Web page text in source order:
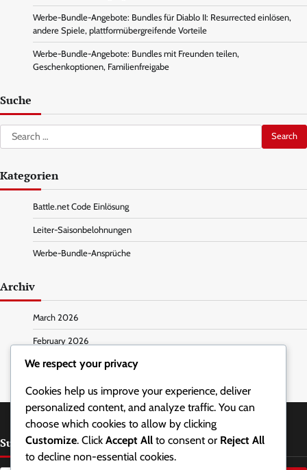
Werbe-Bundle-Angebote: Bundles für Diablo II: Resurrected einlösen,
andere Spiele, plattformübergreifende Vorteile
Werbe-Bundle-Angebote: Bundles mit Freunden teilen,
Geschenkoptionen, Familienfreigabe
Suche
Search
for:
Kategorien
Battle.net Code Einlösung
Leiter-Saisonbelohnungen
Werbe-Bundle-Ansprüche
Archiv
March 2026
February 2026
Suche
We respect your privacy
Cookies help us improve your experience, deliver
personalized content, and analyze traffic. You can
choose which cookies to allow by clicking
Customize. Click Accept All to consent or Reject All
to decline non-essential cookies.